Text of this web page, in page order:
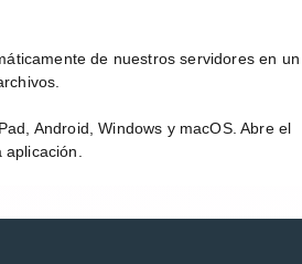
de nuestros servidores en un
Android, Windows y macOS. Abre el
aplicación.